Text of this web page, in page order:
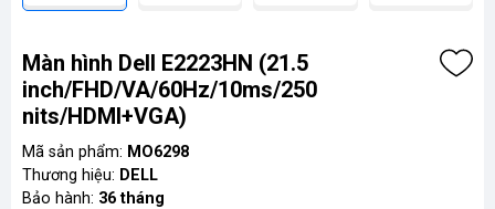
Màn hình Dell E2223HN (21.5
inch/FHD/VA/60Hz/10ms/250
nits/HDMI+VGA)
Mã sản phẩm: MO6298
Thương hiệu: DELL
Bảo hành: 36 tháng